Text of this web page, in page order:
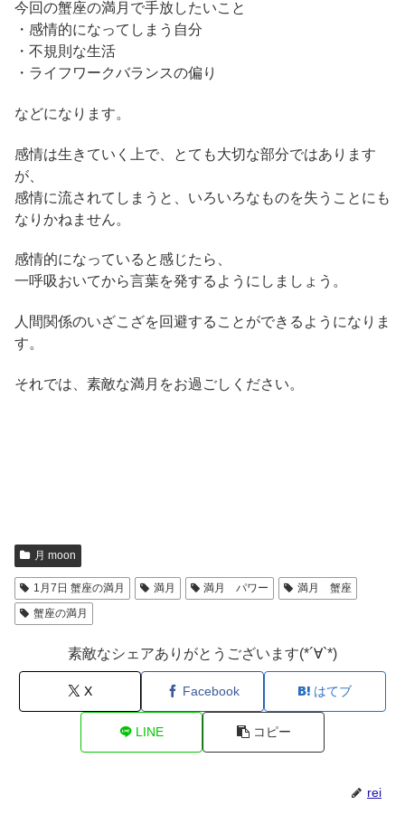
今回の蟹座の満月で手放したいこと
・感情的になってしまう自分
・不規則な生活
・ライフワークバランスの偏り
などになります。
感情は生きていく上で、とても大切な部分ではあります
が、
感情に流されてしまうと、いろいろなものを失うことにも
なりかねません。
感情的になっていると感じたら、
一呼吸おいてから言葉を発するようにしましょう。
人間関係のいざこざを回避することができるようになりま
す。
それでは、素敵な満月をお過ごしください。
月 moon
1月7日 蟹座の満月 満月 満月 パワー
満月 蟹座
蟹座の満月
素敵なシェアありがとうございます(*´∀`*)
X Facebook はてブ
LINE コピー
rei